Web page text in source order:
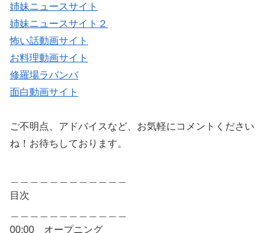
姉妹ニュースサイト
姉妹ニュースサイト２
怖い話動画サイト
お料理動画サイト
修羅場ラバンバ
面白動画サイト
ご不明点、アドバイスなど、お気軽にコメントください
ね！お待ちしております。
目次
00:00 オープニング